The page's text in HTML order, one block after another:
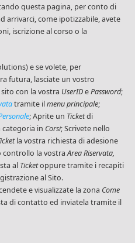
questa pagina, per conto di
arrivarci, come ipotizzabile, avete
iscrizione al corso o la
e se volete, per
futura, lasciate un vostro
con la vostra UserIDePassword;
tramite ilmenu principale;
; Aprite un Ticketdi
categoria in Corsi; Scrivete nello
la vostra richiesta di adesione
controllo la vostraArea Riservata,
al Ticketoppure tramite i recapiti
al Sito.
e visualizzate la zona Come
di contatto ed inviatela tramite il